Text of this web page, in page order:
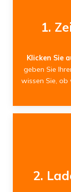
1.
Klicken Sie
geben Sie
wissen Sie,
2.